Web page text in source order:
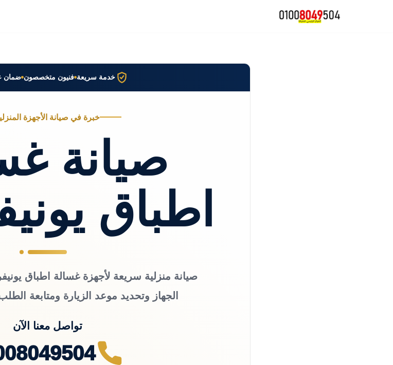
خدمة سريعة فنيون متخصصون ضمان
خبرة في صيانة الأجهزة
صيانة
اطباق
صيانة منزلية سريعة لأجهزة غسالة اطباق
الجهاز وتحديد موعد الزيارة ومتابعة
تواصل معنا الآن